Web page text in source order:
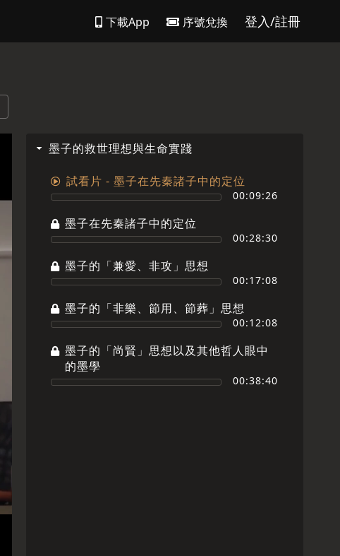
下載App 序號兌換 登入/註冊
墨子的救世理想與生命實踐
試看片 - 墨子在先秦諸子中的定位
00:09:26
墨子在先秦諸子中的定位
00:28:30
墨子的「兼愛、非攻」思想
00:17:08
墨子的「非樂、節用、節葬」思想
00:12:08
墨子的「尚賢」思想以及其他哲人眼中
的墨學
00:38:40